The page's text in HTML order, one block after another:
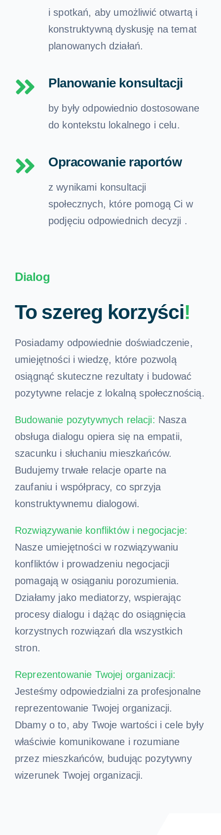
i spotkań, aby umożliwić otwartą i
konstruktywną dyskusję na temat
planowanych działań.
Planowanie konsultacji
by były odpowiednio dostosowane
do kontekstu lokalnego i celu.
Opracowanie raportów
z wynikami konsultacji
społecznych, które pomogą Ci w
podjęciu odpowiednich decyzji .
Dialog
To szereg korzyści!
Posiadamy odpowiednie doświadczenie,
umiejętności i wiedzę, które pozwolą
osiągnąć skuteczne rezultaty i budować
pozytywne relacje z lokalną społecznością.
Budowanie pozytywnych relacji: Nasza
obsługa dialogu opiera się na empatii,
szacunku i słuchaniu mieszkańców.
Budujemy trwałe relacje oparte na
zaufaniu i współpracy, co sprzyja
konstruktywnemu dialogowi.
Rozwiązywanie konfliktów i negocjacje:
Nasze umiejętności w rozwiązywaniu
konfliktów i prowadzeniu negocjacji
pomagają w osiąganiu porozumienia.
Działamy jako mediatorzy, wspierając
procesy dialogu i dążąc do osiągnięcia
korzystnych rozwiązań dla wszystkich
stron.
Reprezentowanie Twojej organizacji:
Jesteśmy odpowiedzialni za profesjonalne
reprezentowanie Twojej organizacji.
Dbamy o to, aby Twoje wartości i cele były
właściwie komunikowane i rozumiane
przez mieszkańców, budując pozytywny
wizerunek Twojej organizacji.